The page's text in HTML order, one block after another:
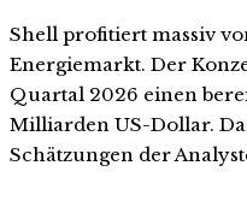
Shell profitiert massiv
Energiemarkt. Der
Quartal 2026 einen
Milliarden US-Dollar.
Schätzungen der